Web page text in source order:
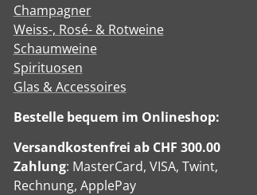
Champagner
Weiss-, Rosé- & Rotweine
Schaumweine
Spirituosen
Glas & Accessoires
Bestelle bequem im Onlineshop:
Versandkostenfrei ab CHF 300.00
Zahlung: MasterCard, VISA, Twint,
Rechnung, ApplePay